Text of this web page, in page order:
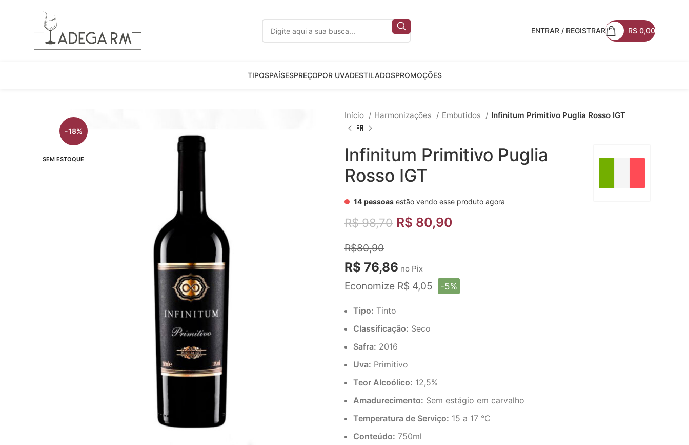
ENTRAR / REGISTRAR R$ 0,00
TIPOSPAÍSESPREÇOPOR UVADESTILADOSPROMOÇÕES
-18%
SEM ESTOQUE
Início Harmonizações Embutidos Infinitum Primitivo Puglia Rosso IGT
Infinitum Primitivo Puglia
Rosso IGT
14 pessoas estão vendo esse produto agora
R$98,70 R$ 80,90
R$80,90
R$ 76,86 no Pix
Economize R$ 4,05 -5%
Tipo: Tinto
Classificação: Seco
Safra: 2016
Uva: Primitivo
Teor Alcoólico: 12,5%
Amadurecimento: Sem estágio em carvalho
Temperatura de Serviço: 15 a 17 °C
Conteúdo: 750ml